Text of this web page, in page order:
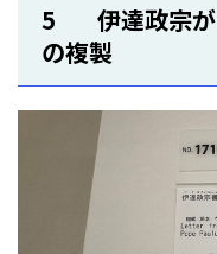
5 伊達政宗が
の複製